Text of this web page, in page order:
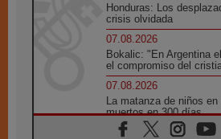
Honduras: Los
crisis olvidada
07.08.2026
Bokalic: "En Argentina
el compromiso del
07.08.2026
La matanza de niños
muertos en 300 días
07.08.2026